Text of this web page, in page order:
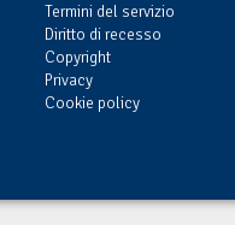
Termini del servizio
Diritto di recesso
Copyright
Privacy
Cookie policy